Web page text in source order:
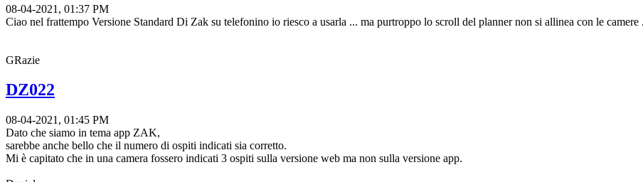
08-04-2021, 01:37 PM
Ciao nel frattempo Versione Standard Di Zak su telefonino io riesco a usarla ... ma purtroppo lo scroll del planner non si allinea con le camere
GRazie
DZ022
08-04-2021, 01:45 PM
Dato che siamo in tema app ZAK,
sarebbe anche bello che il numero di ospiti indicati sia corretto.
Mi è capitato che in una camera fossero indicati 3 ospiti sulla versione web ma non sulla versione app.